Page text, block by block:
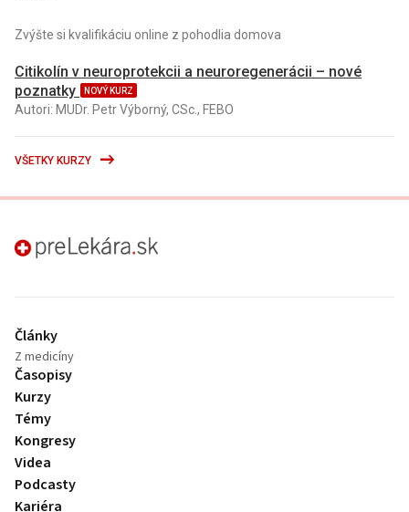
Zvýšte si kvalifikáciu online z pohodlia domova
Citikolín v neuroprotekcii a neuroregenerácii – nové
poznatky
NOVÝ KURZ
Autori: MUDr. Petr Výborný, CSc., FEBO
VŠETKY KURZY
preLekára.sk
Články
Z medicíny
Časopisy
Kurzy
Témy
Kongresy
Videa
Podcasty
Kariéra